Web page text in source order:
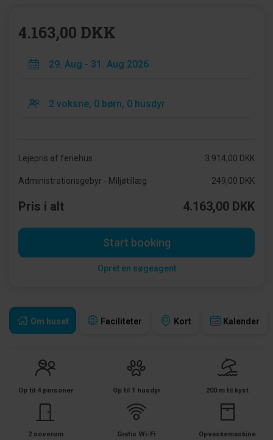
Om huset Faciliteter Kort Kalender
Op til 4 personer Op til 1 husdyr 200 m til kyst
2 soverum Gratis Wi-Fi Opvaskemaskine
4.163,00 DKK
Lejepris af feriehus 3.914,00 DKK
Administrationsgebyr - Miljøtillæg 249,00 DKK
Pris i alt 4.163,00 DKK
Start booking
Opret en søgeagent